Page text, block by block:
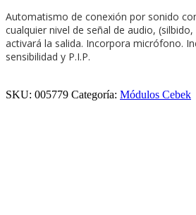
Automatismo de conexión por sonido
cualquier nivel de señal de audio,
activará la salida. Incorpora micrófono.
sensibilidad y P.I.P.
SKU: 005779 Categoría: Módulos Cebek